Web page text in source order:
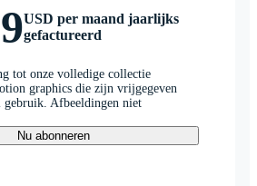
USD per maand jaarlijks
gefactureerd
tot onze volledige collectie
graphics die zijn vrijgegeven
gebruik. Afbeeldingen niet
Nu abonneren